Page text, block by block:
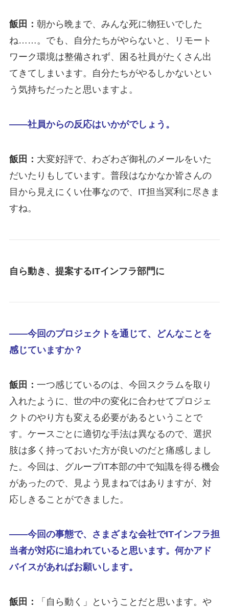
飯田： 朝から晩まで、みんな死に物狂いでした
ね……。でも、自分たちがやらないと、リモート
ワーク環境は整備されず、困る社員がたくさん出
てきてしまいます。自分たちがやるしかないとい
う気持ちだったと思いますよ。
――社員からの反応はいかがでしょう。
飯田： 大変好評で、わざわざ御礼のメールをいた
だいたりもしています。普段はなかなか皆さんの
目から見えにくい仕事なので、IT担当冥利に尽きま
すね。
自ら動き、提案するITインフラ部門に
――今回のプロジェクトを通じて、どんなことを
感じていますか？
飯田： 一つ感じているのは、今回スクラムを取り
入れたように、世の中の変化に合わせてプロジェ
クトのやり方も変える必要があるということで
す。ケースごとに適切な手法は異なるので、選択
肢は多く持っておいた方が良いのだと痛感しまし
た。今回は、グループIT本部の中で知識を得る機会
があったので、見よう見まねではありますが、対
応しきることができました。
――今回の事態で、さまざまな会社でITインフラ担
当者が対応に追われていると思います。何かアド
バイスがあればお願いします。
飯田：
「自ら動く」ということだと思います。や